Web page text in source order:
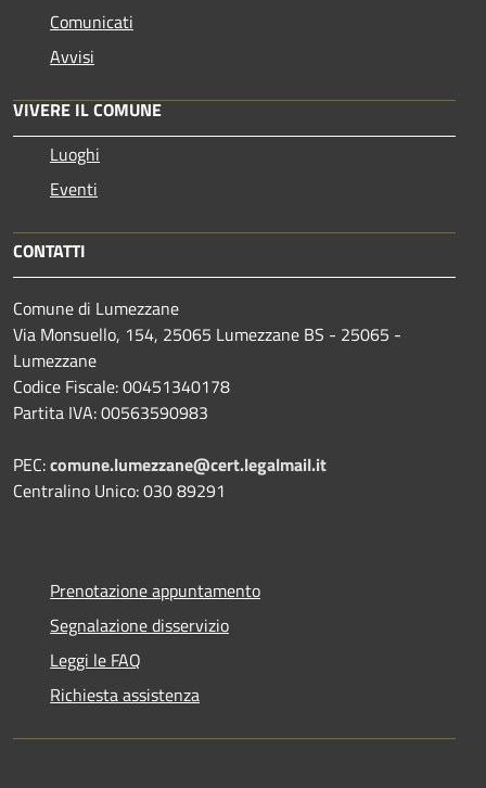
Comunicati
Avvisi
VIVERE IL COMUNE
Luoghi
Eventi
CONTATTI
Comune di Lumezzane
Via Monsuello, 154, 25065 Lumezzane BS - 25065 -
Lumezzane
Codice Fiscale: 00451340178
Partita IVA: 00563590983
PEC:comune.lumezzane@cert.legalmail.it
Centralino Unico: 030 89291
Prenotazione appuntamento
Segnalazione disservizio
Leggi le FAQ
Richiesta assistenza